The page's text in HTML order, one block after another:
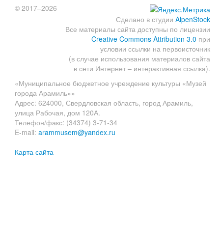
Сделано в студии AlpenStock
Все материалы сайта доступны по лицензии
Creative Commons Attribution 3.0 при
условии ссылки на первоисточник
(в случае использования материалов сайта
в сети Интернет – интерактивная ссылка).
© 2017–2026
«Муниципальное бюджетное учреждение культуры «Музей
города Арамиль»»
Адрес: 624000, Свердловская область, город Арамиль,
улица Рабочая, дом 120А.
Телефон/факс: (34374) 3-71-34
E-mail: arammusem@yandex.ru
Карта сайта